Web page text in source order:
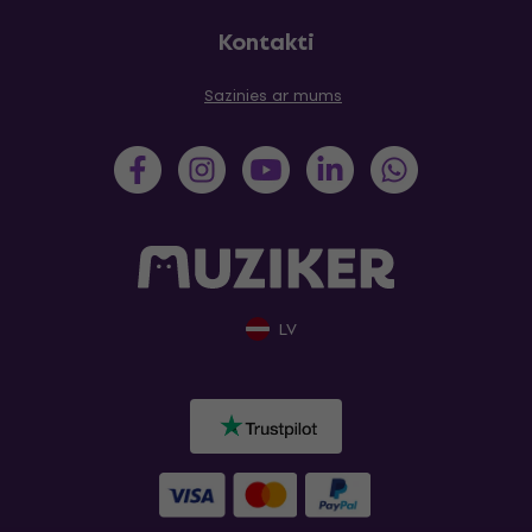
Kontakti
Sazinies ar mums
LV